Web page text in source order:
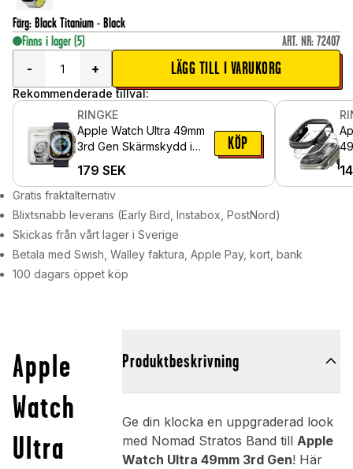
Färg: Black Titanium - Black
Finns i lager (5) ART. NR: 72407
-
+ LÄGG TILL I VARUKORG
Rekommenderade tillval:
RINGKE
Apple Watch Ultra 49mm
3rd Gen Skärmskydd i
179 SEK
KÖP
Gratis fraktalternativ
Blixtsnabb leverans (Early Bird, Instabox, PostNord)
Skickas från vårt lager i Sverige
Betala med Swish, Walley faktura, Apple Pay, kort, bank
100 dagars öppet köp
Apple
Watch
Ultra
Produktbeskrivning
Ge din klocka en uppgraderad look
med Nomad Stratos Band till Apple
Watch Ultra 49mm 3rd Gen! Här